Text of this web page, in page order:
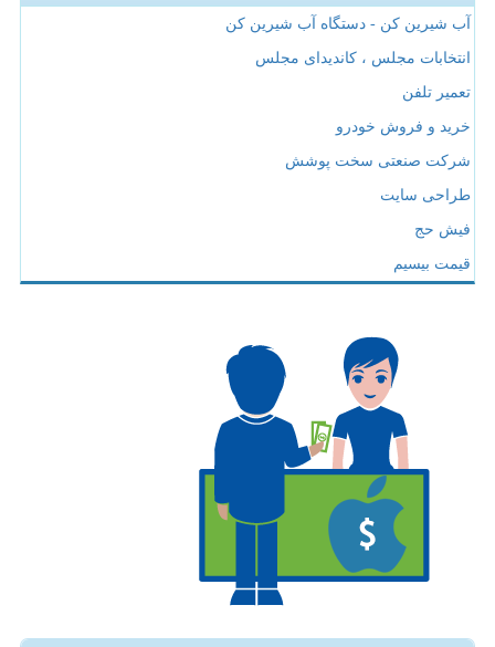
آب شیرین کن - دستگاه آب شیرین کن
انتخابات مجلس ، کاندیدای مجلس
تعمیر تلفن
خرید و فروش خودرو
شرکت صنعتی سخت پوشش
طراحی سایت
فیش حج
قیمت بیسیم